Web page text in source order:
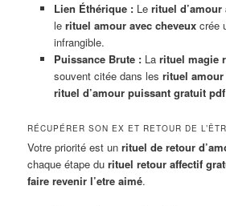
Lien Éthérique :Le rituel d’amour
le rituel amour avec cheveuxcrée
infrangible.
Puissance Brute :La rituel magie
souvent citée dans les rituel amour
rituel d’amour puissant gratuit pdf
RÉCUPÉRER SON EX ET RETOUR DE
Votre priorité est unrituel de retour
chaque étape durituel retour affectif
faire revenir l’etre aimé.